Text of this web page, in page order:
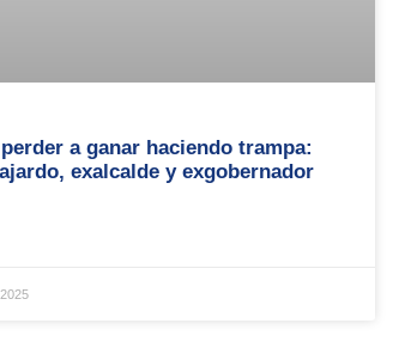
a ganar haciendo trampa:
exalcalde y exgobernador